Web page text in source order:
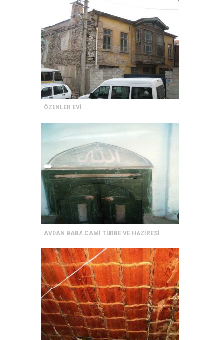
ÖZENLER EVİ
AVDAN BABA CAMİ TÜRBE VE HAZİRESİ